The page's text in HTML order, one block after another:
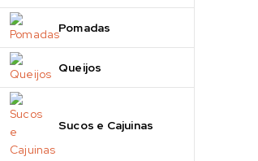
Pomadas
Queijos
Sucos e Cajuinas